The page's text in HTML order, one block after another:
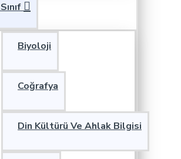
Biyoloji
Coğrafya
Din Kültürü Ve Ahlak Bilgisi